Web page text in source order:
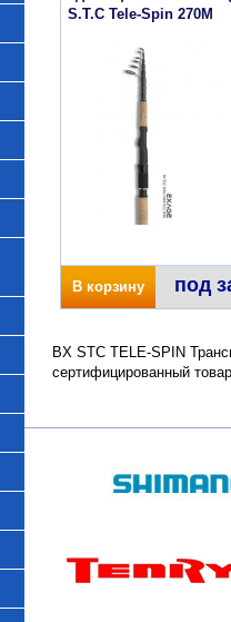
S.T.C Tele-Spin 270M
В корзину под
BX STC TELE-SPIN
сертифицированный